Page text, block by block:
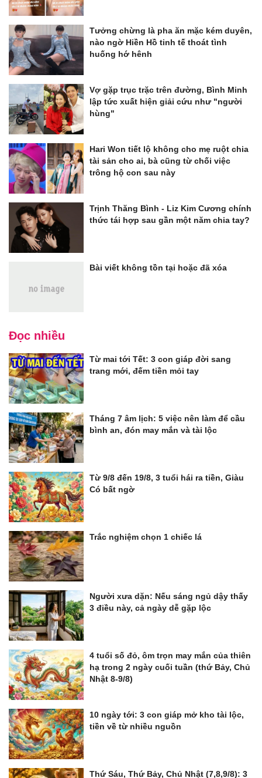
Tưởng chừng là pha ăn mặc kém duyên,
nào ngờ Hiền Hồ tinh tế thoát tình
huống hớ hênh
Vợ gặp trục trặc trên đường, Bình Minh
lập tức xuất hiện giải cứu như "người
hùng"
Hari Won tiết lộ không cho mẹ ruột chia
tài sản cho ai, bà cũng từ chối việc
trông hộ con sau này
Trịnh Thăng Bình - Liz Kim Cương chính
thức tái hợp sau gần một năm chia tay?
Bài viết không tồn tại hoặc đã xóa
Đọc nhiều
Từ mai tới Tết: 3 con giáp đời sang
trang mới, đếm tiền mỏi tay
Tháng 7 âm lịch: 5 việc nên làm để cầu
bình an, đón may mắn và tài lộc
Từ 9/8 đến 19/8, 3 tuổi hái ra tiền, Giàu
Có bất ngờ
Trắc nghiệm chọn 1 chiếc lá
Người xưa dặn: Nếu sáng ngủ dậy thấy
3 điều này, cả ngày dễ gặp lộc
4 tuổi số đỏ, ôm trọn may mắn của thiên
hạ trong 2 ngày cuối tuần (thứ Bảy, Chủ
Nhật 8-9/8)
10 ngày tới: 3 con giáp mở kho tài lộc,
tiền về từ nhiều nguồn
Thứ Sáu, Thứ Bảy, Chủ Nhật (7,8,9/8): 3